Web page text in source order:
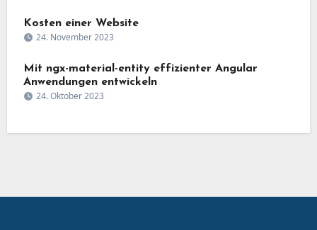
Kosten einer Website
24. November 2023
Mit ngx-material-entity effizienter Angular
Anwendungen entwickeln
24. Oktober 2023